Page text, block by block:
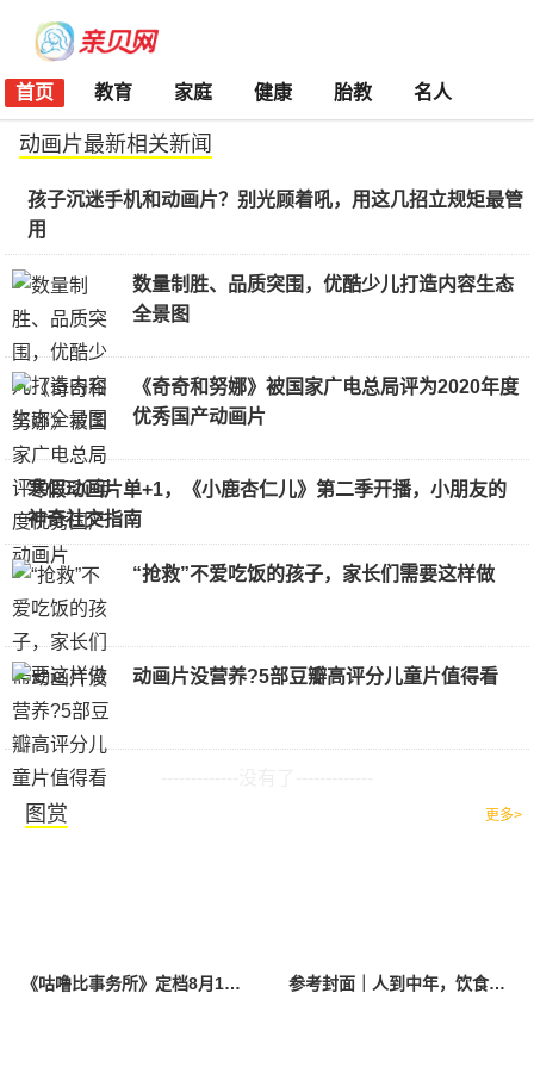
首页 教育 家庭 健康 胎教 名人
动画片最新相关新闻
孩子沉迷手机和动画片？别光顾着吼，用这几招立规矩最管
用
数量制胜、品质突围，优酷少儿打造内容生态
全景图
《奇奇和努娜》被国家广电总局评为2020年度
优秀国产动画片
寒假动画片单+1，《小鹿杏仁儿》第二季开播，小朋友的
神奇社交指南
“抢救”不爱吃饭的孩子，家长们需要这样做
动画片没营养?5部豆瓣高评分儿童片值得看
图赏 更多>
《咕噜比事务所》定档8月10日 聚焦儿童情绪教育助力健康成长 参考封面｜人到中年，饮食该如何调整？